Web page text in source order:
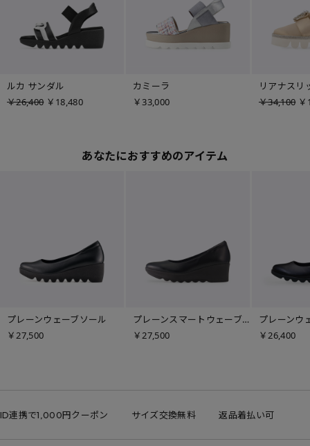
ルカ サンダル
￥26,400 ￥18,480
カミーラ
￥33,000
リアナスリ
￥34,100
あなたにおすすめのアイテム
プレーンウェーブソール
￥27,500
プレーンスマートウェーブソール
￥27,500
￥26,400
携で1,000円クーポン サイズ交換無料 返品着払い可